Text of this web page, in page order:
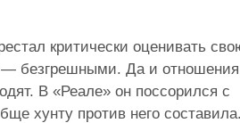
критически оценивать
— безгрешными. Да и
В «Реале» он поссорился с
хунту против него